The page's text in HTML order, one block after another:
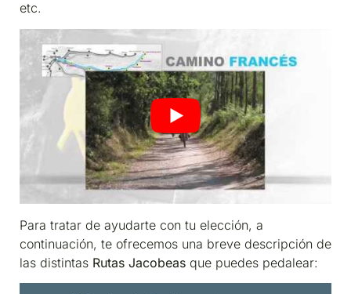
etc.
Para tratar de ayudarte con tu elección, a
continuación, te ofrecemos una breve descripción de
las distintas Rutas Jacobeas que puedes pedalear: